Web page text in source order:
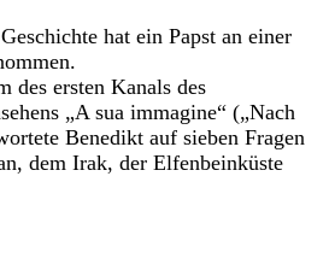
hat ein Papst an einer
des ersten Kanals des
„A sua immagine“ („Nach
Benedikt auf sieben Fragen
dem Irak, der Elfenbeinküste